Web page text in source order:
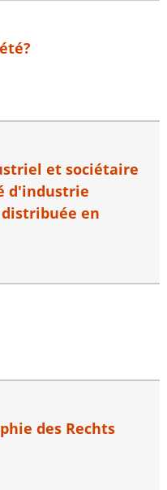
et sociétaire
d'industrie
en
des Rechts